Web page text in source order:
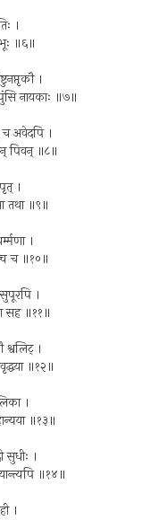
।
॥६॥
।
पुंसि नायकाः ॥७॥
अवेदपि ।
पिवन् ॥८॥
।
तथा ॥९॥
।
च ॥१०॥
सुपूरपि ।
सह ॥११॥
श्वलिट् ।
॥१२॥
।
॥१३॥
सुधीः ।
॥१४॥
।